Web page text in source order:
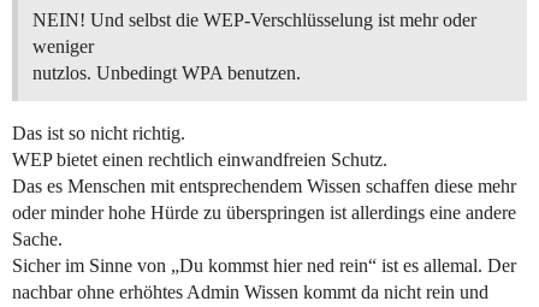
NEIN! Und selbst die WEP-Verschlüsselung ist mehr oder
weniger
nutzlos. Unbedingt WPA benutzen.
Das ist so nicht richtig.
WEP bietet einen rechtlich einwandfreien Schutz.
Das es Menschen mit entsprechendem Wissen schaffen diese mehr
oder minder hohe Hürde zu überspringen ist allerdings eine andere
Sache.
Sicher im Sinne von „Du kommst hier ned rein“ ist es allemal. Der
nachbar ohne erhöhtes Admin Wissen kommt da nicht rein und